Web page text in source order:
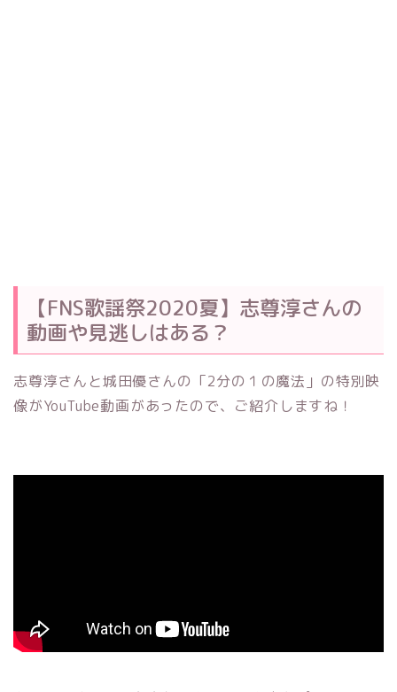
【FNS歌謡祭2020夏】志尊淳さんの
動画や見逃しはある？
志尊淳さんと城田優さんの「2分の１の魔法 」の特別映
像がYouTube動画があったので、ご紹介しますね！